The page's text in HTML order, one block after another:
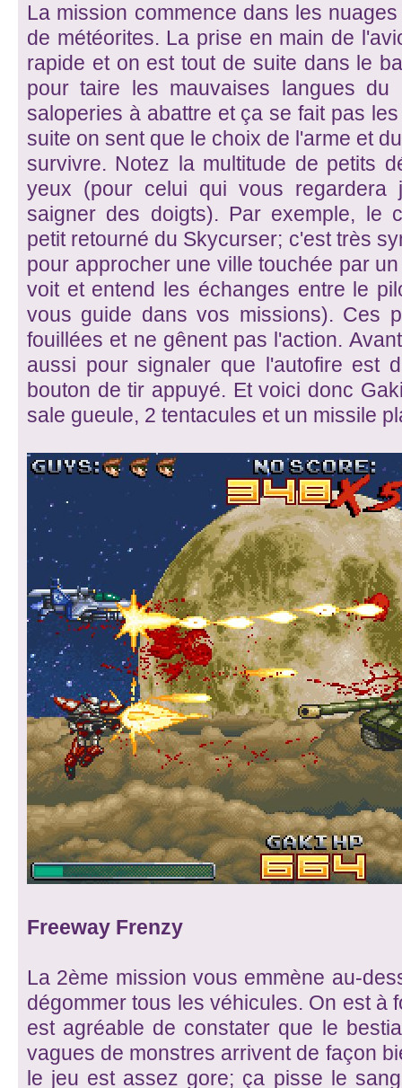
La mission commence dans les
de météorites. La prise en main de
rapide et on est tout de suite dans le
pour taire les mauvaises langues
saloperies à abattre et ça se fait pas
suite on sent que le choix de l'arme et
survivre. Notez la multitude de petits
yeux (pour celui qui vous
saigner des doigts). Par exemple, le
petit retourné du Skycurser; c'est très
pour approcher une ville touchée par
voit et entend les échanges entre le
vous guide dans vos missions). Ces
fouillées et ne gênent pas l'action.
aussi pour signaler que l'autofire est
bouton de tir appuyé. Et voici donc
sale gueule, 2 tentacules et un missile
Freeway Frenzy
La 2ème mission vous emmène au-
dégommer tous les véhicules. On est à
est agréable de constater que le
vagues de monstres arrivent de façon
le jeu est assez gore; ça pisse le